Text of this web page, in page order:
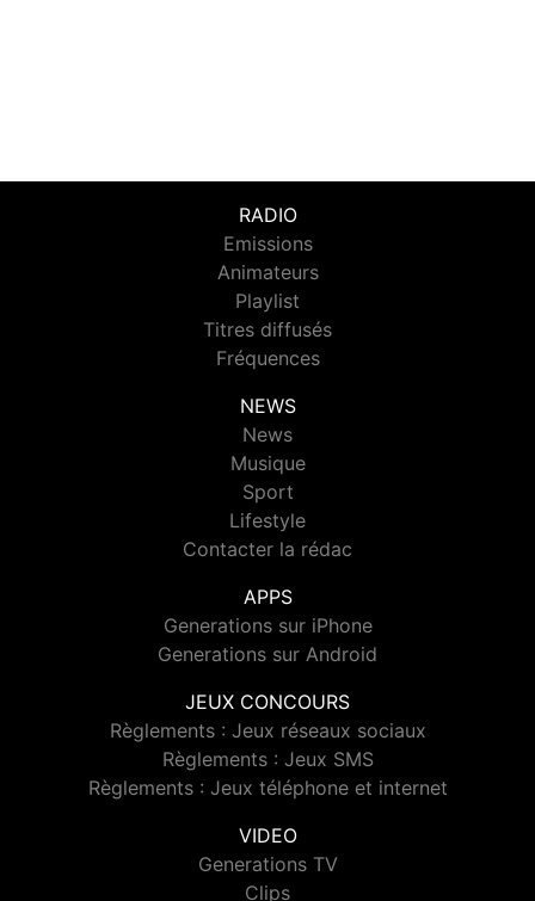
RADIO
Emissions
Animateurs
Playlist
Titres diffusés
Fréquences
NEWS
News
Musique
Sport
Lifestyle
Contacter la rédac
APPS
Generations sur iPhone
Generations sur Android
JEUX CONCOURS
Règlements : Jeux réseaux sociaux
Règlements : Jeux SMS
Règlements : Jeux téléphone et internet
VIDEO
Generations TV
Clips